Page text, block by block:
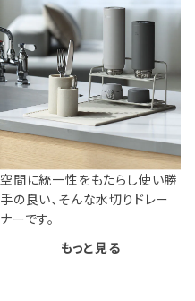
空間に統一性をもたらし使い勝
手の良い、そんな水切りドレー
ナーです。
もっと見る